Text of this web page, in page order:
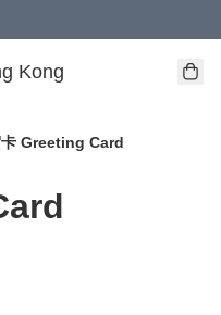
Kong
Greeting Card